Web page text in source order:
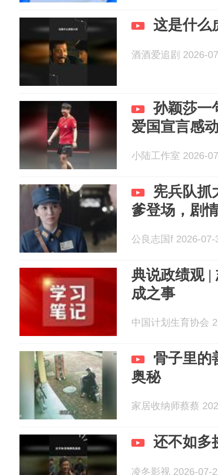
这是什么
酒酒爱追剧 2026-
孙颖莎一
爱国宣言感
小陆工作室 2026-
宪兵队抓
爹登场，剧
公良志国f 2026-07-
典说政绩观 |
成之事
中国计划生育协会
骨子里的
奥秘
家居收纳师蔡蔡
还不如多
凌冬影视 2026-07-